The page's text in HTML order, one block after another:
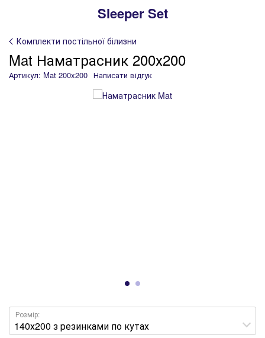
Комплекти постільної білизни
Mat Наматрасник 200х200
Артикул: Mat 200x200 Написати відгук
Розмір:
Sleeper Set